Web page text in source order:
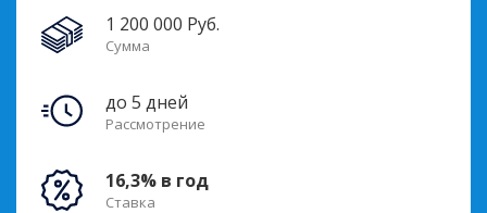
1 200 000 Руб.
Сумма
до 5 дней
Рассмотрение
16,3% в год
Ставка